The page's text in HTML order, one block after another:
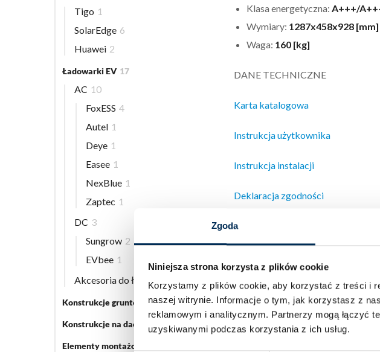
Zgoda
Niniejsza strona korzysta z plików cookie
Korzystamy z plików cookie, aby korzystać z treści i
naszej witrynie. Informacje o tym, jak korzystasz z
reklamowym i analitycznym. Partnerzy mogą łączyć
uzyskiwanymi podczas korzystania z ich usług.
Klasa energetyczna: A+++/
Wymiary: 1287x458x928 [mm]
Waga: 160 [kg]
DANE TECHNICZNE
Karta katalogowa
Instrukcja użytkownika
Instrukcja instalacji
Deklaracja zgodności
Krzywa wydajności
Pompy ciepła FoxAIRserii Green
wykorzystuje wysoce ekologiczny
ozonowej i ma znikomy wpływ na
Tigo 1
SolarEdge 6
Huawei 2
Ładowarki EV 17
AC 10
FoxESS 4
Autel 1
Deye 1
Easee 1
NexBlue 1
Zaptec 1
DC 3
Sungrow 2
EVbee 1
Akcesoria do ładowarek EV
Konstrukcje gruntowe 5
Konstrukcje na dach płaski 3
Elementy montażowe